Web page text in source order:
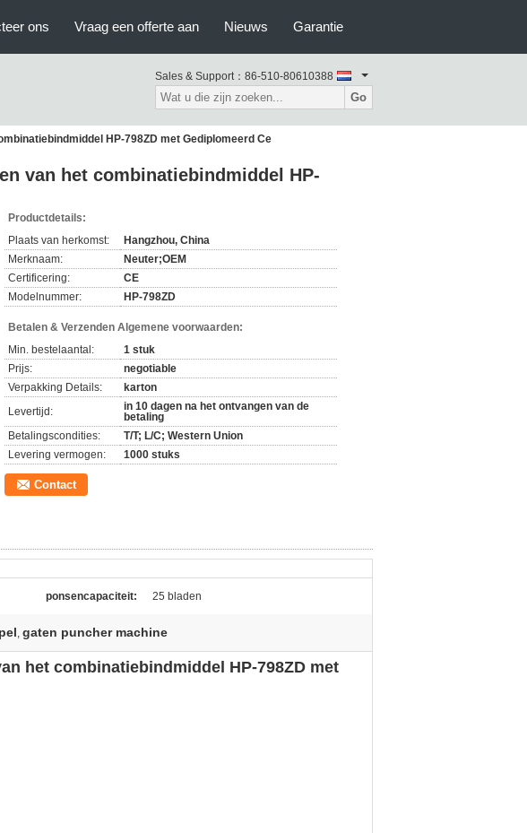
ons Vraag een offerte aan Nieuws Garantie
Sales & Support： 86-510-80610388
Go
HP-798ZD met Gediplomeerd Ce
van het combinatiebindmiddel HP-
Productdetails:
Plaats van herkomst:
Hangzhou, China
Merknaam:
Neuter;OEM
Certificering:
CE
Modelnummer:
HP-798ZD
Betalen & Verzenden Algemene voorwaarden:
Min. bestelaantal:
1 stuk
Prijs:
negotiable
Verpakking Details:
karton
Levertijd:
in 10 dagen na het ontvangen van de
betaling
Betalingscondities:
T/T; L/C; Western Union
Levering vermogen:
1000 stuks
Contact
ponsencapaciteit: 25 bladen
, gaten puncher machine
het combinatiebindmiddel HP-798ZD met